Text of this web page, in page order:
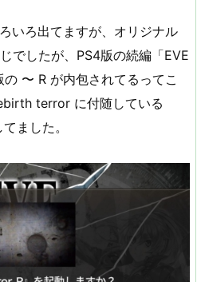
いろ出てますが、オリジナル
でしたが、PS4版の続編「EVE
〜 R が内包されてるってこ
terror に付随している
ました。